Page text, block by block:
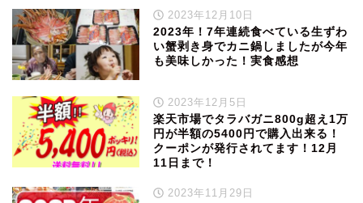
2023年12月10日
2023年！7年連続食べている生ずわ
い蟹剥き身でカニ鍋しましたが今年
も美味しかった！実食感想
2023年12月5日
楽天市場でタラバガニ800g超え1万
円が半額の5400円で購入出来る！
クーポンが発行されてます！12月
11日まで！
2023年11月29日